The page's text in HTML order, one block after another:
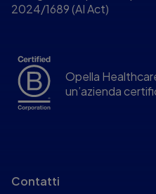
2024/1689 (AI Act)
Opella
un’azienda
Contatti